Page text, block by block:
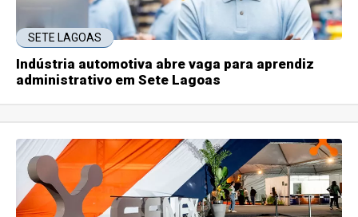
SETE LAGOAS
Indústria automotiva abre vaga para aprendiz
administrativo em Sete Lagoas